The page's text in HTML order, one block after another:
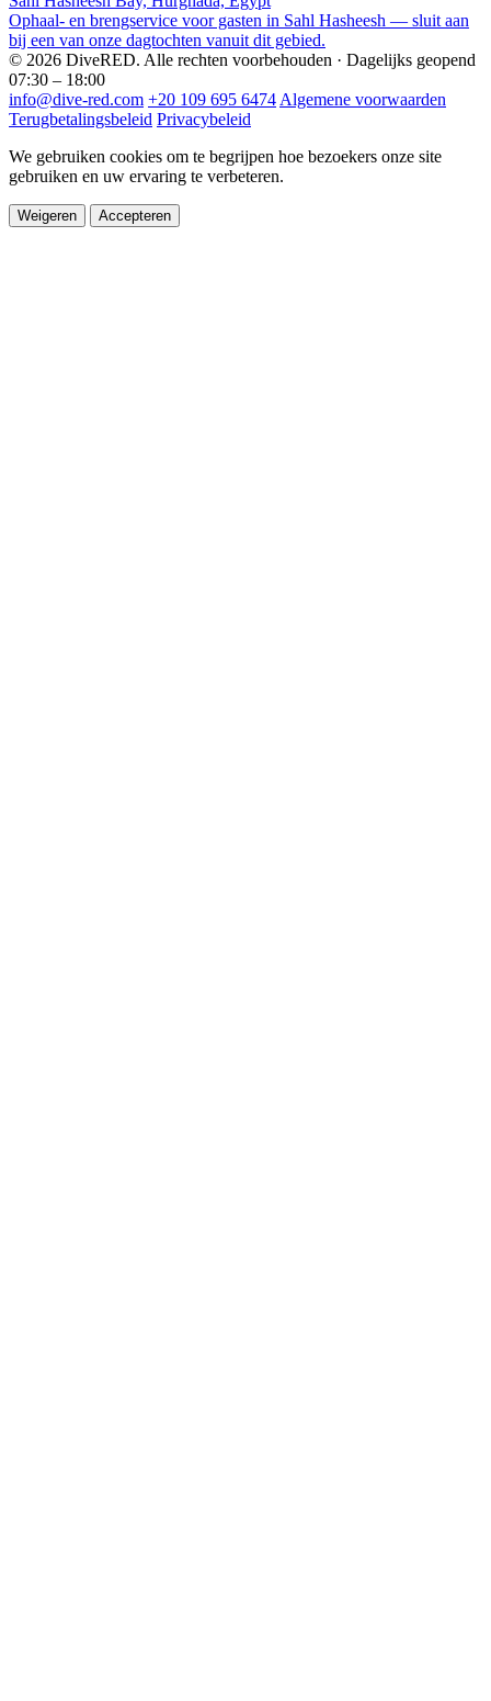
Ophaal- en brengservice voor gasten in Sahl Hasheesh — sluit aan
bij een van onze dagtochten vanuit dit gebied.
© 2026 DiveRED. Alle rechten voorbehouden · Dagelijks geopend
07:30 – 18:00
info@dive-red.com +20 109 695 6474 Algemene voorwaarden
Terugbetalingsbeleid Privacybeleid
We gebruiken cookies om te begrijpen hoe bezoekers onze site
gebruiken en uw ervaring te verbeteren.
Weigeren Accepteren